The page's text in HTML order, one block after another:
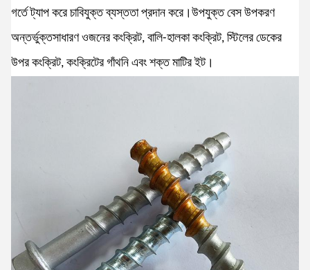
গর্তে ট্যাপ করে চাবিযুক্ত ব্যস্ততা প্রদান করে।উপযুক্ত বেস উপকরণ
অন্তর্ভুক্তসাধারণ ওজনের কংক্রিট, বালি-হালকা কংক্রিট, স্টিলের ডেকের
উপর কংক্রিট, কংক্রিটের গাঁথনি এবং শক্ত মাটির ইট।